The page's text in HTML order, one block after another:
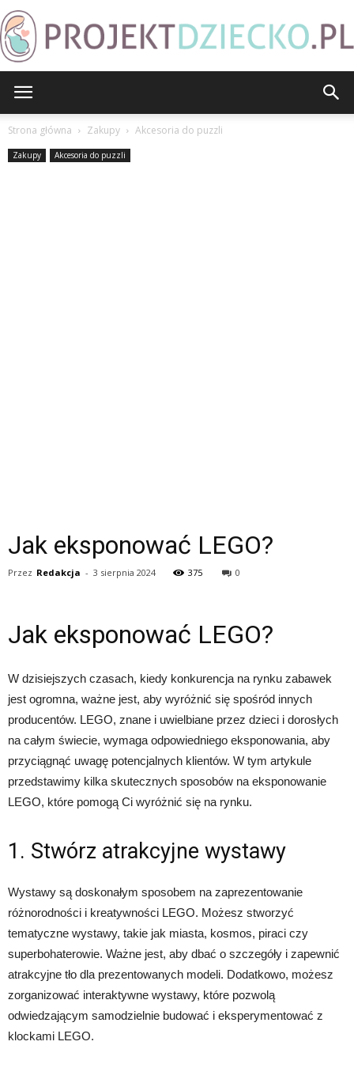
Strona główna Zakupy Akcesoria do puzzli
Zakupy Akcesoria do puzzli
Jak eksponować LEGO?
Przez Redakcja - 3 sierpnia 2024 375 0
Jak eksponować LEGO?
W dzisiejszych czasach, kiedy konkurencja na rynku zabawek
jest ogromna, ważne jest, aby wyróżnić się spośród innych
producentów. LEGO, znane i uwielbiane przez dzieci i dorosłych
na całym świecie, wymaga odpowiedniego eksponowania, aby
przyciągnąć uwagę potencjalnych klientów. W tym artykule
przedstawimy kilka skutecznych sposobów na eksponowanie
LEGO, które pomogą Ci wyróżnić się na rynku.
1. Stwórz atrakcyjne wystawy
Wystawy są doskonałym sposobem na zaprezentowanie
różnorodności i kreatywności LEGO. Możesz stworzyć
tematyczne wystawy, takie jak miasta, kosmos, piraci czy
superbohaterowie. Ważne jest, aby dbać o szczegóły i zapewnić
atrakcyjne tło dla prezentowanych modeli. Dodatkowo, możesz
zorganizować interaktywne wystawy, które pozwolą
odwiedzającym samodzielnie budować i eksperymentować z
klockami LEGO.